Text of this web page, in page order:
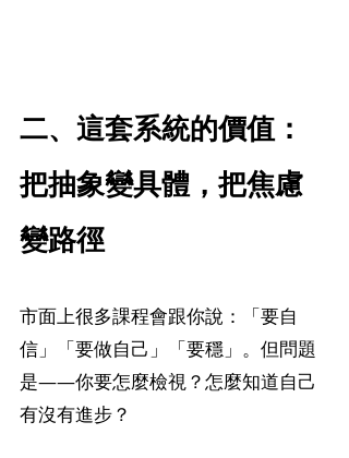
二、這套系統的價值：
把抽象變具體，把焦慮
變路徑
市面上很多課程會跟你說：「要自
信」「要做自己」「要穩」。但問題
是——你要怎麼檢視？怎麼知道自己
有沒有進步？